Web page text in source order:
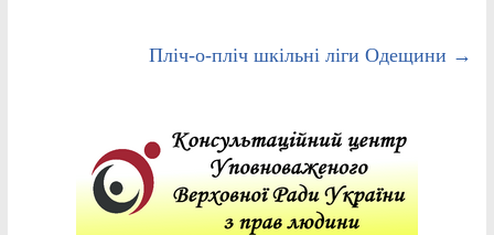
Пліч-о-пліч шкільні ліги Одещини →